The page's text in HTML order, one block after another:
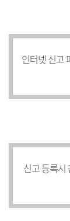
인터넷 신고
신고 등록시